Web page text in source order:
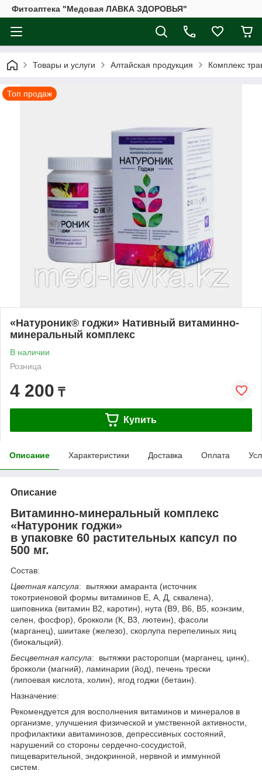
Фитоаптека "Медовая ЛАВКА ЗДОРОВЬЯ"
Товары и услуги Алтайская продукция Комплекc
Топ продаж
«Натуроник® годжи» Нативный витаминно-
минеральный комплекс
В наличии
Розница
4 200 ₸
Купить
Описание Характеристики Доставка Оплата
Описание
Витаминно-минеральный комплекс
«Натуроник годжи»
в упаковке 60 растительных капсул по
500 мг.
Состав:
Цветная капсула: вытяжки амаранта (источник
токотриеновой формы витаминов Е, А, Д, сквалена),
шиповника (витамин В2, каротин), нута (В9, В6, В5, коэнзим,
селен, фосфор), брокколи (К, В3, лютеин), фасоли
(марганец), шиитаке (железо), скорлупа перепелиных яиц
(биокальций).
Бесцветная капсула: вытяжки расторопши (марганец, цинк),
брокколи (магний), ламинарии (йод), печень трески
(липоевая кислота, холин), ягод годжи (бетаин).
Назначение:
Рекомендуется для восполнения витаминов и минералов в
организме, улучшения физической и умственной активности,
профилактики авитаминозов, депрессивных состояний,
нарушений со стороны сердечно-сосудистой,
пищеварительной, эндокринной, нервной и иммунной
систем.